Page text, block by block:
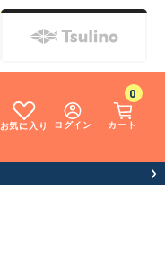
お気に入り ログイン カート
0